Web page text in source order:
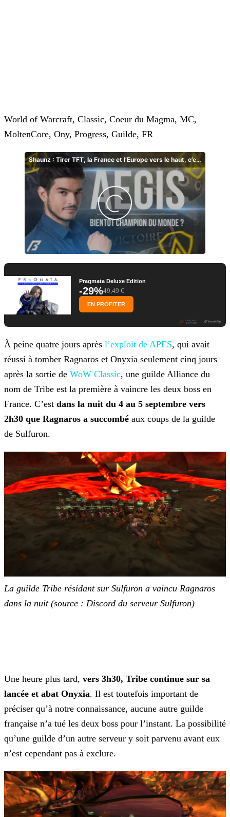
World of Warcraft, Classic, Coeur du Magma, MC,
MoltenCore, Ony, Progress, Guilde, FR
Pragmata Deluxe Edition
-29%49,49 €
EN PROFITER
À peine quatre jours après l’exploit de APES, qui avait
réussi à tomber Ragnaros et Onyxia seulement cinq jours
après la sortie de WoW Classic, une guilde Alliance du
nom de Tribe est la première à vaincre les deux boss en
France. C’est dans la nuit du 4 au 5 septembre vers
2h30 que Ragnaros a succombé aux coups de la guilde
de Sulfuron.
La guilde Tribe résidant sur Sulfuron a vaincu Ragnaros
dans la nuit(source : Discord du serveur Sulfuron)
Une heure plus tard, vers 3h30, Tribe continue sur sa
lancée et abat Onyxia. Il est toutefois important de
préciser qu’à notre connaissance, aucune autre guilde
française n’a tué les deux boss pour l’instant. La possibilité
qu’une guilde d’un autre serveur y soit parvenu avant eux
n’est cependant pas à exclure.